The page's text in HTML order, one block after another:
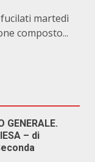
martedì
composto...
GENERALE.
– di